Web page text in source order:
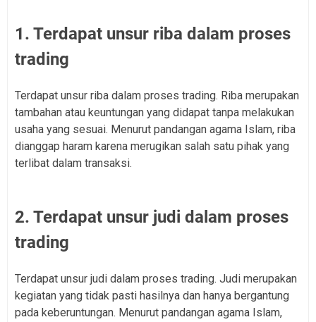
1. Terdapat unsur riba dalam proses
trading
Terdapat unsur riba dalam proses trading. Riba merupakan
tambahan atau keuntungan yang didapat tanpa melakukan
usaha yang sesuai. Menurut pandangan agama Islam, riba
dianggap haram karena merugikan salah satu pihak yang
terlibat dalam transaksi.
2. Terdapat unsur judi dalam proses
trading
Terdapat unsur judi dalam proses trading. Judi merupakan
kegiatan yang tidak pasti hasilnya dan hanya bergantung
pada keberuntungan. Menurut pandangan agama Islam,